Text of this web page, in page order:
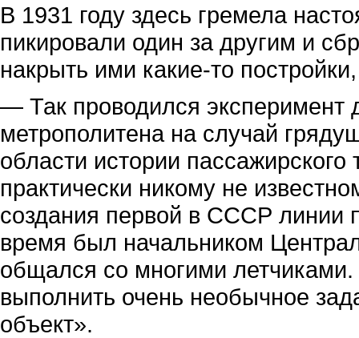
В 1931 году здесь гремела
пикировали один за другим и
накрыть ими какие-то
— Так проводился эксперимент
метрополитена на случай
области истории
практически никому не
создания первой в СССР линии
время был начальником
общался со многими
выполнить очень необычное
объект».